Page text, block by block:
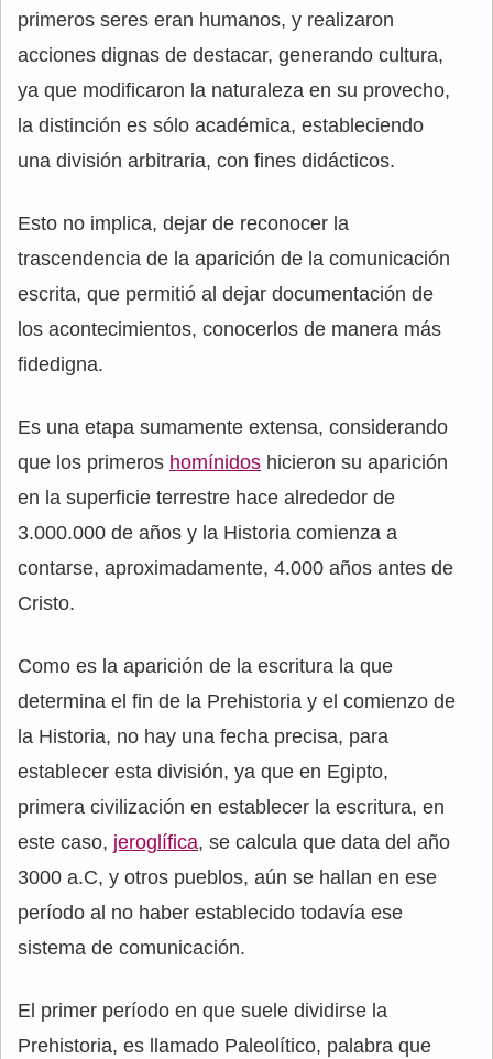
primeros seres eran humanos, y realizaron
acciones dignas de destacar, generando cultura,
ya que modificaron la naturaleza en su provecho,
la distinción es sólo académica, estableciendo
una división arbitraria, con fines didácticos.
Esto no implica, dejar de reconocer la
trascendencia de la aparición de la comunicación
escrita, que permitió al dejar documentación de
los acontecimientos, conocerlos de manera más
fidedigna.
Es una etapa sumamente extensa, considerando
que los primeros homínidos hicieron su aparición
en la superficie terrestre hace alrededor de
3.000.000 de años y la Historia comienza a
contarse, aproximadamente, 4.000 años antes de
Cristo.
Como es la aparición de la escritura la que
determina el fin de la Prehistoria y el comienzo de
la Historia, no hay una fecha precisa, para
establecer esta división, ya que en Egipto,
primera civilización en establecer la escritura, en
este caso, jeroglífica, se calcula que data del año
3000 a.C, y otros pueblos, aún se hallan en ese
período al no haber establecido todavía ese
sistema de comunicación.
El primer período en que suele dividirse la
Prehistoria, es llamado Paleolítico, palabra que